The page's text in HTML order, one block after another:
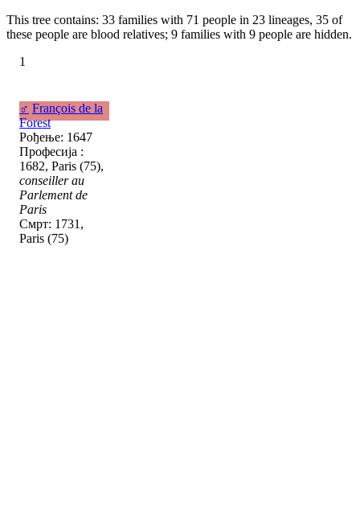
This tree contains: 33 families with 71 people in 23 lineages, 35 of
these people are blood relatives; 9 families with 9 people are hidden.
1
♂ François de la
Forest
Рођење: 1647
Професија :
1682, Paris (75),
conseiller au
Parlement de
Paris
Смрт: 1731,
Paris (75)